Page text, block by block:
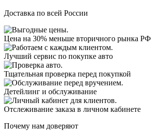
Доставка по всей России
Цена на 30% меньше вторичного рынка РФ
Лучший сервис по покупке авто
Тщательная проверка перед покупкой
Детейлинг и обслуживание
Отслеживание заказа в личном кабинете
Почему нам доверяют